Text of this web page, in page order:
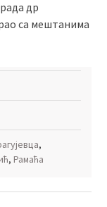
др
са мештанима
,
, Рамаћа